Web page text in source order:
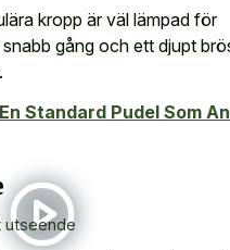
kropp är väl lämpad för
gång och ett djupt
Standard Pudel Som
utseende